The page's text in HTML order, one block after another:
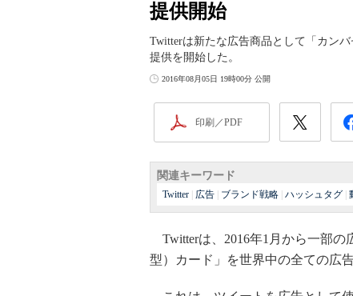
提供開始
Twitterは新たな広告商品として「カン
提供を開始した。
2016年08月05日 19時00分 公開
印刷／PDF
関連キーワード
Twitter 広告 ブランド戦略 ハッシュタグ
Twitterは、2016年1月から一部の
型）カード」を世界中の全ての広